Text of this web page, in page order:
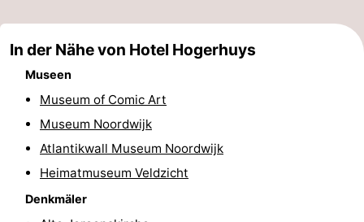
Spielplätze
Experiences
Wellness-
Zentren
Dörfer
Städte
Natur
Sport
In der Nähe von Hotel Hogerhuys
Museen
Museum of Comic Art
Museum Noordwijk
Atlantikwall Museum Noordwijk
Heimatmuseum Veldzicht
Denkmäler